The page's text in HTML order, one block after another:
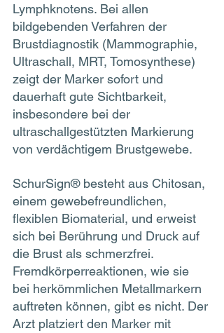
Lymphknotens. Bei allen
bildgebenden Verfahren der
Brustdiagnostik (Mammographie,
Ultraschall, MRT, Tomosynthese)
zeigt der Marker sofort und
dauerhaft gute Sichtbarkeit,
insbesondere bei der
ultraschallgestützten Markierung
von verdächtigem Brustgewebe.
SchurSign® besteht aus Chitosan,
einem gewebefreundlichen,
flexiblen Biomaterial, und erweist
sich bei Berührung und Druck auf
die Brust als schmerzfrei.
Fremdkörperreaktionen, wie sie
bei herkömmlichen Metallmarkern
auftreten können, gibt es nicht. Der
Arzt platziert den Marker mit